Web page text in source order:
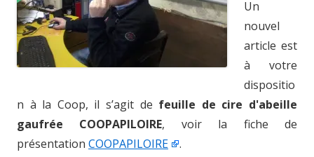
Un
nouvel
article est
à votre
dispositio
n à la Coop, il s’agit de feuille de cire d'abeille
gaufrée COOPAPILOIRE, voir la fiche de
présentation COOPAPILOIRE .